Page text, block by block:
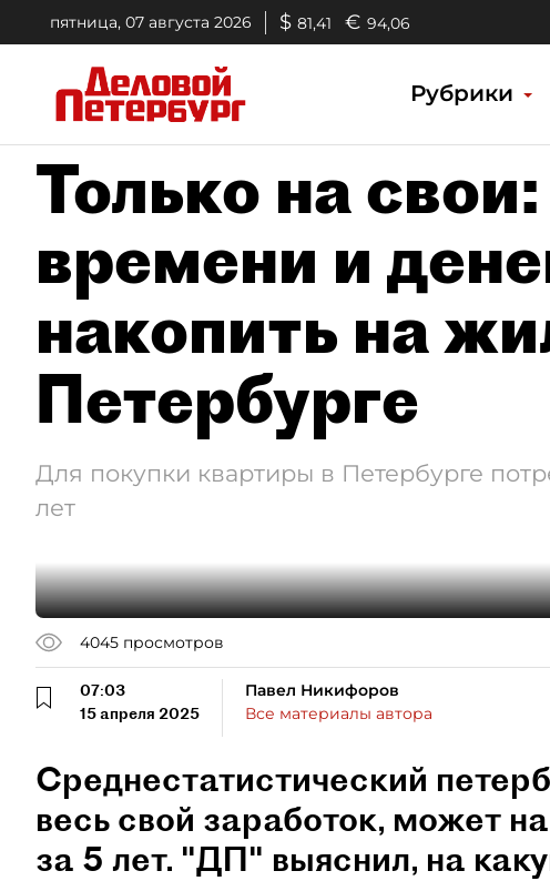
пятница, 07 августа 2026 $ 81,41 € 94,06
Рубрики
Только на
времени и
накопить на
Петербурге
Для покупки квартиры в Петербурге
лет
4045 просмотров
07:03
15 апреля 2025
Павел Никифоров
Все материалы автора
Среднестатистический
весь свой заработок, может
за 5 лет. "ДП" выяснил, на